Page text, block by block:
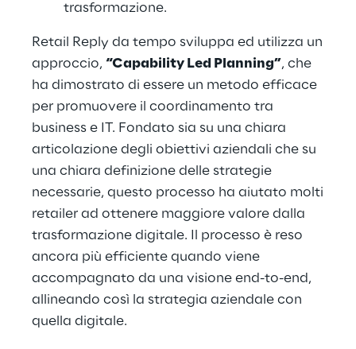
trasformazione.
Retail Reply da tempo sviluppa ed utilizza un
approccio, “Capability Led Planning”, che
ha dimostrato di essere un metodo efficace
per promuovere il coordinamento tra
business e IT. Fondato sia su una chiara
articolazione degli obiettivi aziendali che su
una chiara definizione delle strategie
necessarie, questo processo ha aiutato molti
retailer ad ottenere maggiore valore dalla
trasformazione digitale. Il processo è reso
ancora più efficiente quando viene
accompagnato da una visione end-to-end,
allineando così la strategia aziendale con
quella digitale.